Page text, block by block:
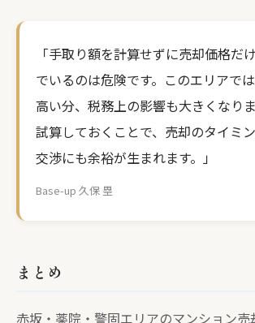
「手取り額を計算せずに売却価格だ
でいるのは危険です。このエリアで
高い分、税務上の影響も大きくなり
試算しておくことで、売却のタイミ
交渉にも余裕が生まれます。」
Base-up 久保 塁
まとめ
赤坂・薬院・警固エリアのマンション